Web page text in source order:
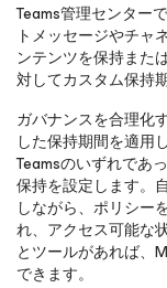
Teams管理センター
トメッセージやチャ
ンテンツを保持また
対してカスタム保持
ガバナンスを合理化
した保持期間を適用
Teamsのいずれであ
保持を設定します。
しながら、ポリシー
れ、アクセス可能な
とツールがあれば、
できます。